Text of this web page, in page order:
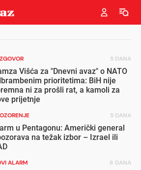
5 DANA
Višća za "Dnevni avaz" o NATO
prioritetima: BiH nije
ni za prošli rat, a kamoli za
prijetnje
5 DANA
u Pentagonu: Američki general
na težak izbor – Izrael ili
ALARM 6 DANA